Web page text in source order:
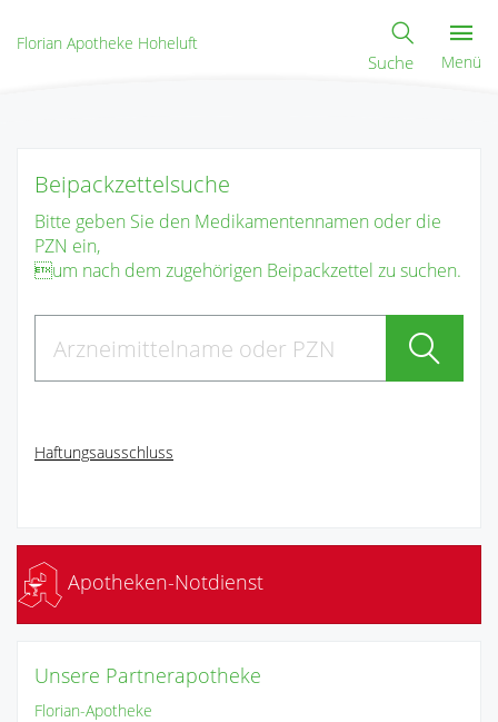
Florian Apotheke Hoheluft
Suche Menü
Beipackzettelsuche
Bitte geben Sie den Medikamentennamen oder die
PZN ein,
um nach dem zugehörigen Beipackzettel zu suchen.
Haftungsausschluss
Apotheken-Notdienst
Unsere Partnerapotheke
Florian-Apotheke